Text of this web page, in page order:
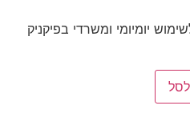
יומיומי ומשרדי בפיקניק